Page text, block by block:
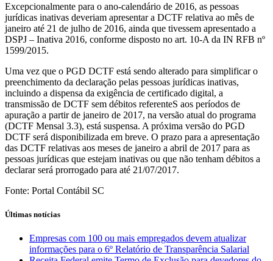
Excepcionalmente para o ano-calendário de 2016, as pessoas
jurídicas inativas deveriam apresentar a DCTF relativa ao mês de
janeiro até 21 de julho de 2016, ainda que tivessem apresentado a
DSPJ – Inativa 2016, conforme disposto no art. 10-A da IN RFB nº
1599/2015.
Uma vez que o PGD DCTF está sendo alterado para simplificar o
preenchimento da declaração pelas pessoas jurídicas inativas,
incluindo a dispensa da exigência de certificado digital, a
transmissão de DCTF sem débitos referenteS aos períodos de
apuração a partir de janeiro de 2017, na versão atual do programa
(DCTF Mensal 3.3), está suspensa. A próxima versão do PGD
DCTF será disponibilizada em breve. O prazo para a apresentação
das DCTF relativas aos meses de janeiro a abril de 2017 para as
pessoas jurídicas que estejam inativas ou que não tenham débitos a
declarar será prorrogado para até 21/07/2017.
Fonte: Portal Contábil SC
Últimas notícias
Empresas com 100 ou mais empregados devem atualizar
informações para o 6º Relatório de Transparência Salarial